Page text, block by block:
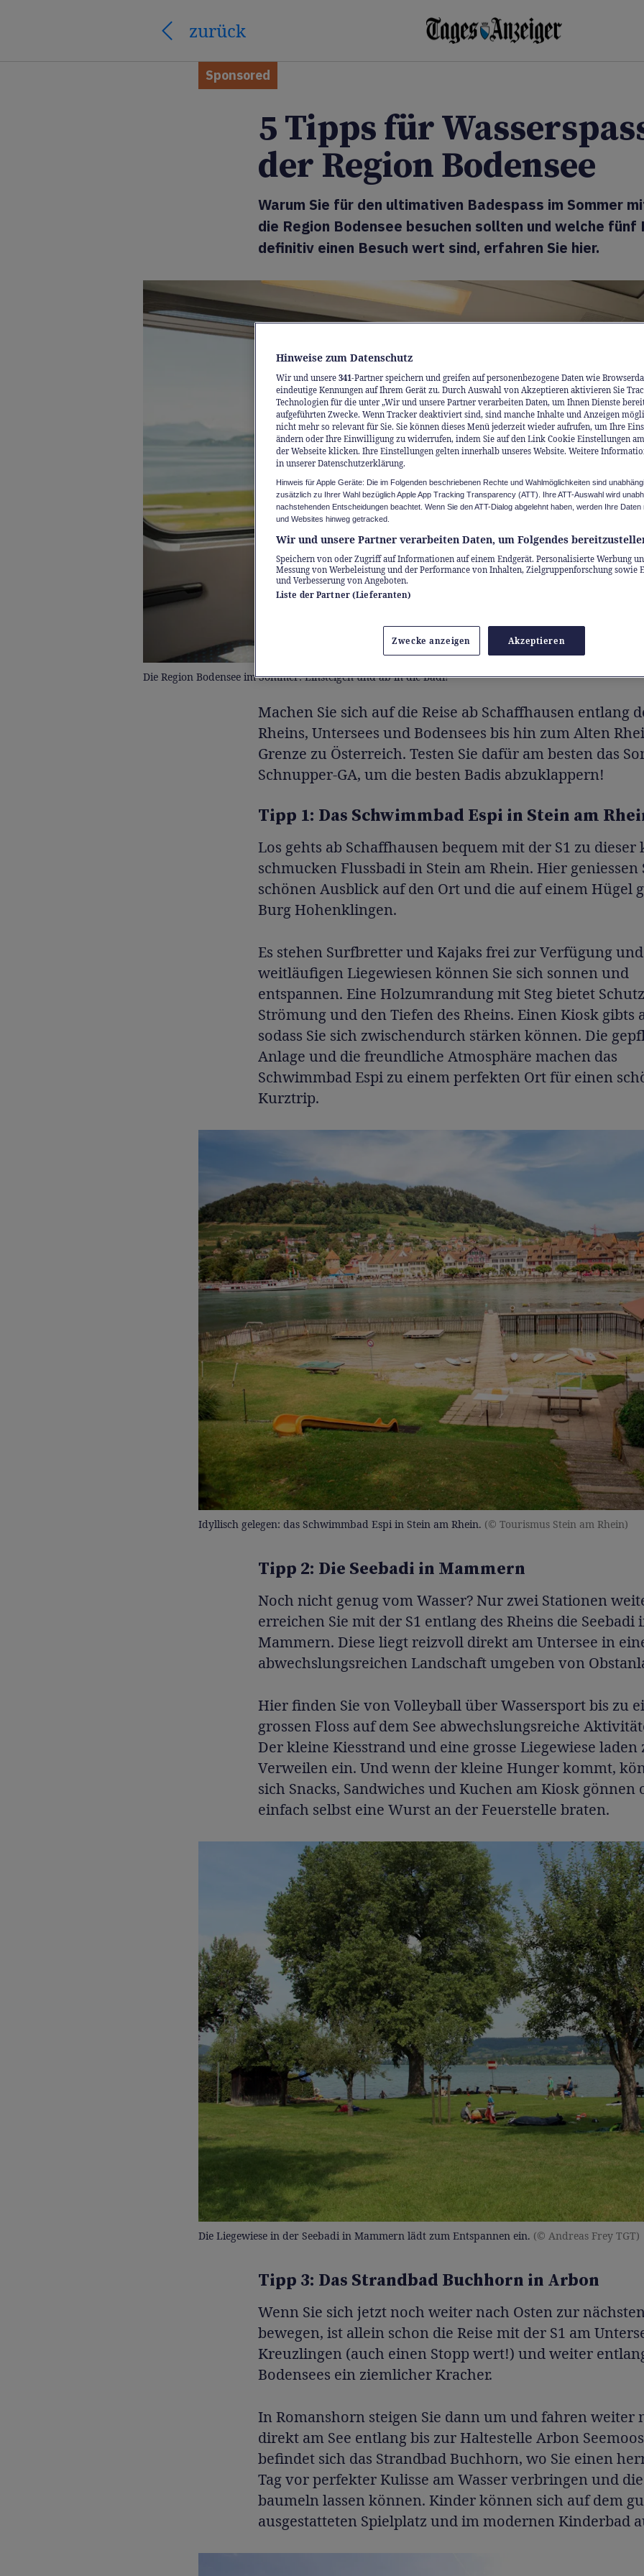
zurück
Sponsored
5 Tipps für
der Region Bodensee
Warum Sie für den ultimativen Badespass im Sommer
die Region Bodensee besuchen sollten und welche fünf
definitiv einen Besuch wert sind, erfahren Sie hier.
Die Region Bodensee im Sommer: Einsteigen und ab in die Badi!
Machen Sie sich auf die Reise ab Schaffhausen entlang
Rheins, Untersees und Bodensees bis hin zum Alten
Grenze zu Österreich. Testen Sie dafür am besten das
Schnupper-GA, um die besten Badis abzuklappern!
Tipp 1: Das Schwimmbad Espi in Stein am
Los gehts ab Schaffhausen bequem mit der S1 zu dieser
schmucken Flussbadi in Stein am Rhein. Hier geniessen
schönen Ausblick auf den Ort und die auf einem Hügel
Burg Hohenklingen.
Es stehen Surfbretter und Kajaks frei zur Verfügung
weitläufigen Liegewiesen können Sie sich sonnen und
entspannen. Eine Holzumrandung mit Steg bietet
Strömung und den Tiefen des Rheins. Einen Kiosk gibts
sodass Sie sich zwischendurch stärken können. Die
Anlage und die freundliche Atmosphäre machen das
Schwimmbad Espi zu einem perfekten Ort für einen
Kurztrip.
Idyllisch gelegen: das Schwimmbad Espi in Stein am Rhein. (© Tourismus Stein am Rhein)
Tipp 2: Die Seebadi in Mammern
Noch nicht genug vom Wasser? Nur zwei Stationen
erreichen Sie mit der S1 entlang des Rheins die Seebadi
Mammern. Diese liegt reizvoll direkt am Untersee in
abwechslungsreichen Landschaft umgeben von
Hier finden Sie von Volleyball über Wassersport bis zu
grossen Floss auf dem See abwechslungsreiche
Der kleine Kiesstrand und eine grosse Liegewiese laden
Verweilen ein. Und wenn der kleine Hunger kommt,
sich Snacks, Sandwiches und Kuchen am Kiosk gönnen
einfach selbst eine Wurst an der Feuerstelle braten.
Die Liegewiese in der Seebadi in Mammern lädt zum Entspannen ein. (© Andreas Frey TGT)
Tipp 3: Das Strandbad Buchhorn in Arbon
Wenn Sie sich jetzt noch weiter nach Osten zur
bewegen, ist allein schon die Reise mit der S1 am
Kreuzlingen (auch einen Stopp wert!) und weiter
Bodensees ein ziemlicher Kracher.
In Romanshorn steigen Sie dann um und fahren weiter
direkt am See entlang bis zur Haltestelle Arbon
befindet sich das Strandbad Buchhorn, wo Sie einen
Tag vor perfekter Kulisse am Wasser verbringen und die
baumeln lassen können. Kinder können sich auf dem
ausgestatteten Spielplatz und im modernen Kinderbad
Hinweise zum Datenschutz
Wir und unsere 341-Partner speichern und greifen auf personenbezogene Daten wie
eindeutige Kennungen auf Ihrem Gerät zu. Durch Auswahl von Akzeptieren aktivieren Sie
Technologien für die unter „Wir und unsere Partner verarbeiten Daten, um Ihnen Dienste
aufgeführten Zwecke. Wenn Tracker deaktiviert sind, sind manche Inhalte und Anzeigen
nicht mehr so relevant für Sie. Sie können dieses Menü jederzeit wieder aufrufen, um Ihre
ändern oder Ihre Einwilligung zu widerrufen, indem Sie auf den Link Cookie Einstellungen
der Webseite klicken. Ihre Einstellungen gelten innerhalb unseres Website. Weitere
in unserer Datenschutzerklärung.
Hinweis für Apple Geräte: Die im Folgenden beschriebenen Rechte und Wahlmöglichkeiten sind
zusätzlich zu Ihrer Wahl bezüglich Apple App Tracking Transparency (ATT). Ihre ATT-Auswahl wird
nachstehenden Entscheidungen beachtet. Wenn Sie den ATT-Dialog abgelehnt haben, werden Ihre Daten
und Websites hinweg getracked.
Wir und unsere Partner verarbeiten Daten, um Folgendes
Speichern von oder Zugriff auf Informationen auf einem Endgerät. Personalisierte Werbung
Messung von Werbeleistung und der Performance von Inhalten, Zielgruppenforschung sowie
und Verbesserung von Angeboten.
Liste der Partner (Lieferanten)
Zwecke anzeigen Akzeptieren